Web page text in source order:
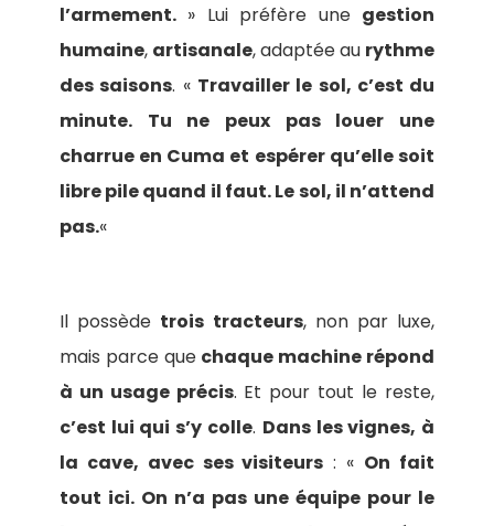
l’armement.» Lui préfère une gestion
humaine, artisanale, adaptée au rythme
des saisons. « Travailler le sol, c’est du
minute. Tu ne peux pas louer une
charrue en Cuma et espérer qu’elle soit
libre pile quand il faut. Le sol, il n’attend
pas.«
Il possède trois tracteurs, non par luxe,
mais parce que chaque machine répond
à un usage précis. Et pour tout le reste,
c’est lui qui s’y colle. Dans les vignes, à
la cave, avec ses visiteurs : « On fait
tout ici. On n’a pas une équipe pour le